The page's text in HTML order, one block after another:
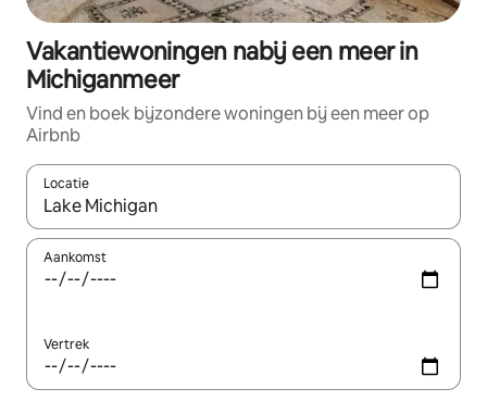
Vakantiewoningen nabij een meer in
Michiganmeer
Vind en boek bijzondere woningen bij een meer op
Airbnb
Locatie
Wanneer er resultaten beschikbaar zijn, maak je een keuze
Aankomst
Vertrek